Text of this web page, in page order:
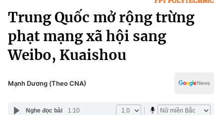
Chính trị
Xã hội
Pháp luật
Y tế
Thể thao
Truyền hình
Văn hóa - Giải trí
Y tế
Công nghệ
Trung Quốc mở rộng trừng
phạt mạng xã hội sang
Weibo, Kuaishou
Mạnh Dương (Theo CNA)
Nghe đọc bài 1:10